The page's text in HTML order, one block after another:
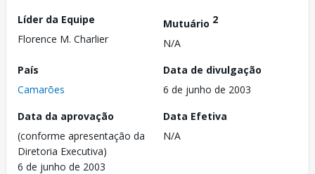
Líder da Equipe
Florence M. Charlier
Mutuário 2
N/A
País
Camarões
Data de divulgação
6 de junho de 2003
Data da aprovação
(conforme apresentação da
Diretoria Executiva)
6 de junho de 2003
Data Efetiva
N/A